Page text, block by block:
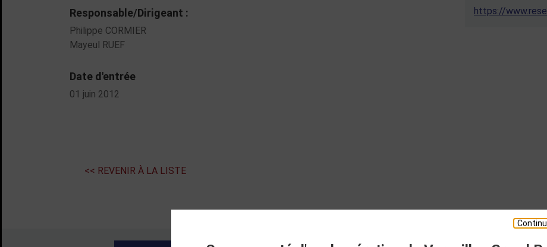
Responsable/Dirigeant :
Philippe CORMIER
Mayeul RUEF
Date d'entrée
01 juin 2012
https://
<< REVENIR À LA LISTE